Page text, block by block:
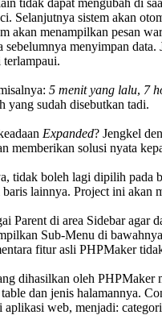
Selanjutnya sistem akan
menampilkan pesan
menyimpan
terlampaui.
5 menit yang lalu, 7
yang sudah disebutkan tadi.
Expanded? Jengkel
memberikan solusi nyata
tidak boleh lagi dipilih
lainnya. Project ini akan
Parent di area Sidebar
Sub-Menu di
fitur asli PHPMaker
dihasilkan oleh
dan jenis halamannya.
web, menjadi: